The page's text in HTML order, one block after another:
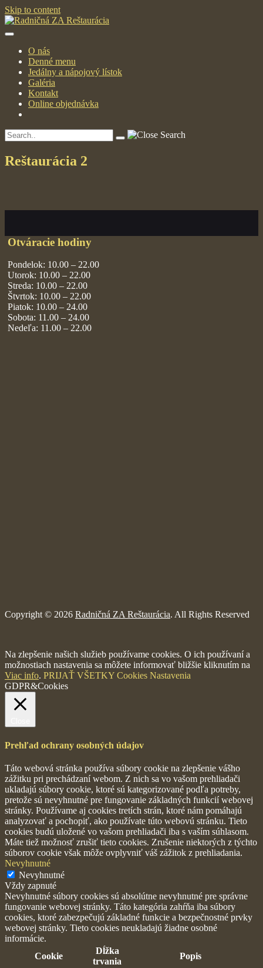
Skip to content
O nás
Denné menu
Jedálny a nápojový lístok
Galéria
Kontakt
Online objednávka
Reštaurácia 2
Otváracie hodiny
Pondelok: 10.00 – 22.00
Utorok: 10.00 – 22.00
Streda: 10.00 – 22.00
Štvrtok: 10.00 – 22.00
Piatok: 10.00 – 24.00
Sobota: 11.00 – 24.00
Nedeľa: 11.00 – 22.00
Copyright © 2026 Radničná ZA Reštaurácia. All Rights Reserved
Na zlepšenie našich služieb používame cookies. O ich používaní a
možnostiach nastavenia sa môžete informovať bližšie kliknutím na
Viac info. PRIJAŤ VŠETKY Cookies Nastavenia
GDPR&Cookies
Prehľad ochrany osobných údajov
Táto webová stránka používa súbory cookie na zlepšenie vášho
zážitku pri prechádzaní webom. Z nich sa vo vašom prehliadači
ukladajú súbory cookie, ktoré sú kategorizované podľa potreby,
pretože sú nevyhnutné pre fungovanie základných funkcií webovej
stránky. Používame aj cookies tretích strán, ktoré nám pomáhajú
analyzovať a pochopiť, ako používate túto webovú stránku. Tieto
cookies budú uložené vo vašom prehliadači iba s vaším súhlasom.
Máte tiež možnosť zrušiť tieto cookies. Zrušenie niektorých z týchto
súborov cookie však môže ovplyvniť váš zážitok z prehliadania.
Nevyhnutné
Nevyhnutné
Vždy zapnuté
Nevyhnutné súbory cookies sú absolútne nevyhnutné pre správne
fungovanie webovej stránky. Táto kategória zahŕňa iba súbory
cookies, ktoré zabezpečujú základné funkcie a bezpečnostné prvky
webovej stránky. Tieto cookies neukladajú žiadne osobné
informácie.
Cookie
Dĺžka
trvania
Popis